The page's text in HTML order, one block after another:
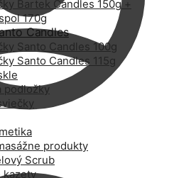
Bartek Candles 150g +
170g
Candles
Santo Candles 100g
Santo Candles 115g
podložky
produkty
Scrub
kazety